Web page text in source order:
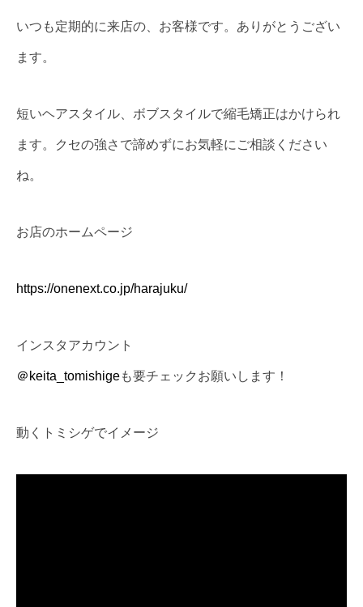
いつも定期的に来店の、お客様です。ありがとうござい
ます。
短いヘアスタイル、ボブスタイルで縮毛矯正はかけられ
ます。クセの強さで諦めずにお気軽にご相談ください
ね。
お店のホームページ
https://onenext.co.jp/harajuku/
インスタアカウント
＠keita_tomishigeも要チェックお願いします！
動くトミシゲでイメージ